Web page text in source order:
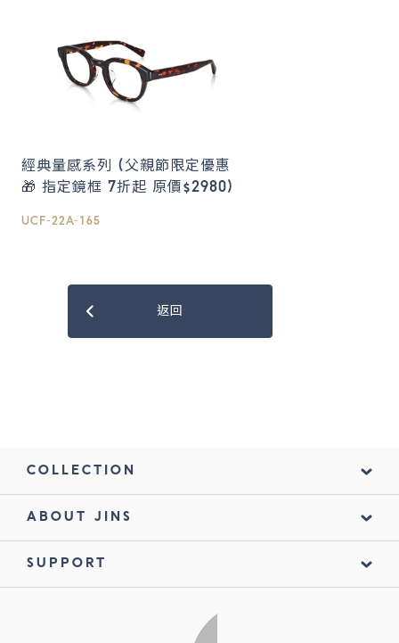
經典量感系列 (父親節限定優惠
🎁 指定鏡框 7折起 原價$2980)
UCF-22A-165
返回
COLLECTION
ABOUT JINS
SUPPORT